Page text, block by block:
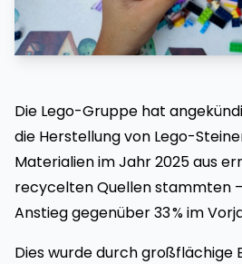
Die Lego-Gruppe hat
die Herstellung von Lego-
Materialien im Jahr 2025 aus
recycelten Quellen stammten
Anstieg gegenüber 33 % im
Dies wurde durch großflächige